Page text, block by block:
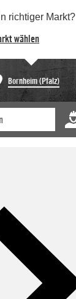
richtiger Markt?
wählen
Bornheim (Pfalz)